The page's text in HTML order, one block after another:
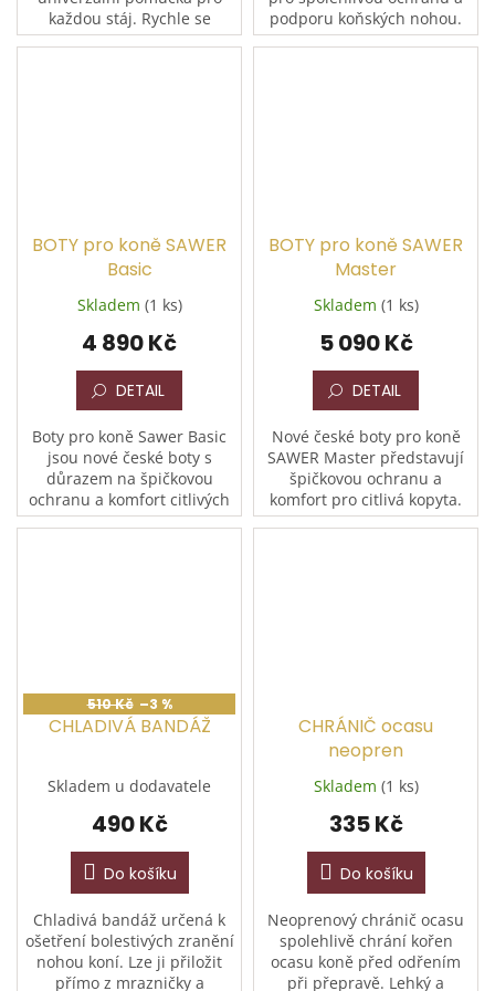
každou stáj. Rychle se
nasazuje, drží sama od sebe
podporu koňských nohou.
Díky super elastickému
BOTY pro koně SAWER
Basic
Skladem (1 ks)
4 890 Kč
DETAIL
Boty pro koně Sawer Basic
jsou nové české boty s
důrazem na špičkovou
ochranu a komfort citlivých
kopyt. Lehká, flexibilní a
BOTY pro koně SAWER
Master
Skladem (1 ks)
5 090 Kč
DETAIL
Nové české boty pro koně
SAWER Master představují
špičkovou ochranu a
komfort pro citlivá kopyta.
Jsou ideální volbou pro
510 Kč –3 %
CHLADIVÁ BANDÁŽ
Skladem u dodavatele
490 Kč
Do košíku
Chladivá bandáž určená k
ošetření bolestivých zranění
nohou koní. Lze ji přiložit
přímo z mrazničky a
CHRÁNIČ ocasu
neopren
Skladem (1 ks)
335 Kč
Do košíku
Neoprenový chránič ocasu
spolehlivě chrání kořen
ocasu koně před odřením
při přepravě. Lehký a